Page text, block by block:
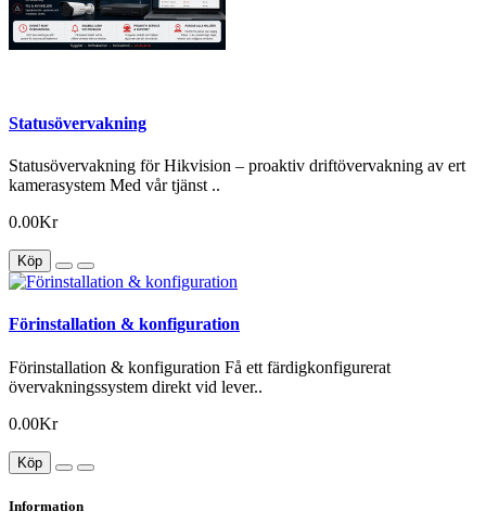
Statusövervakning
Statusövervakning för Hikvision – proaktiv driftövervakning av ert
kamerasystem Med vår tjänst ..
0.00Kr
Köp
Förinstallation & konfiguration
Förinstallation & konfiguration Få ett färdigkonfigurerat
övervakningssystem direkt vid lever..
0.00Kr
Köp
Information